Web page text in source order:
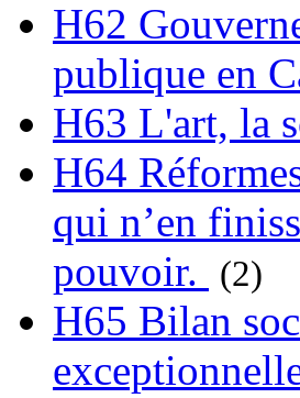
H62
publique en
H63 L'art, la
H64
qui n’en
pouvoir.
(2)
H65 Bilan